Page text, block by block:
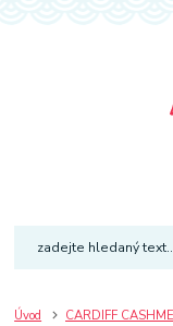
Úvod CARDIFF